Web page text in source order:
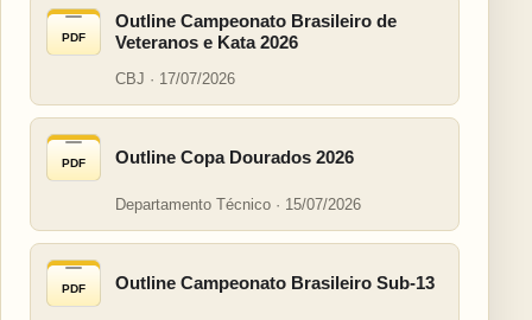
PDF
Outline Campeonato Brasileiro de
Veteranos e Kata 2026
CBJ · 17/07/2026
PDF Outline Copa Dourados 2026
Departamento Técnico · 15/07/2026
PDF Outline Campeonato Brasileiro Sub-13